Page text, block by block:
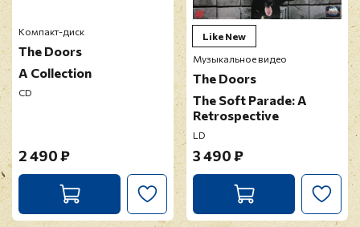
Компакт-диск
The Doors
A Collection
CD
2 490 ₽
Like New
Музыкальное видео
The Doors
The Soft Parade: A
Retrospective
LD
3 490 ₽